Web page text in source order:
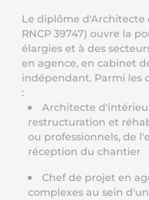
Le diplôme
RNCP 39747) ouvre la
élargies et à des
en agence, en cabinet
indépendant. Parmi les
:
Architecte
restructuration et
ou professionnels, de
réception du chantier
Chef de projet en
complexes au sein